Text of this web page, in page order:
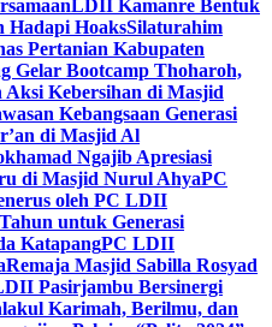
LDII Kamanre Bentuk
Hadapi HoaksSilaturahim
Pertanian Kabupaten
Gelar Bootcamp Thoharoh,
Kebersihan di Masjid
Kebangsaan Generasi
di Masjid Al
Ngajib Apresiasi
di Masjid Nurul AhyaPC
oleh PC LDII
untuk Generasi
KatapangPC LDII
Remaja Masjid Sabilla Rosyad
Pasirjambu Bersinergi
Karimah, Berilmu, dan